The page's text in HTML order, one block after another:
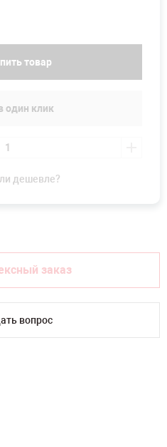
дешевле?
товар
один клик
заказ
вопрос